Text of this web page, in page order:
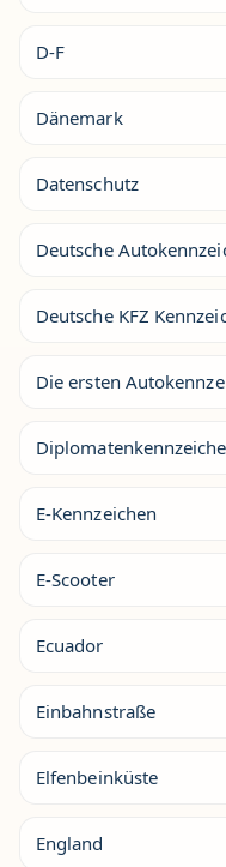
D-F
Dänemark
Datenschutz
Deutsche
Deutsche KFZ
Die ersten
E-Kennzeichen
E-Scooter
Ecuador
Einbahnstraße
Elfenbeinküste
England